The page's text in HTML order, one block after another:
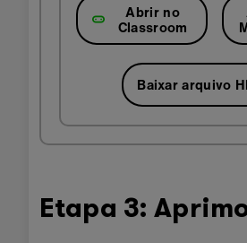
Abrir no
Classroom
Baixar arquivo
Etapa 3: